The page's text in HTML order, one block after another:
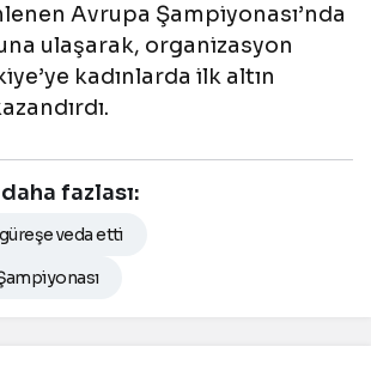
Avrupa Şampiyonası’nda
ulaşarak, organizasyon
kadınlarda ilk altın
fazlası:
veda etti